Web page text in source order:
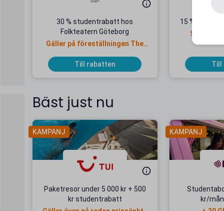
30 % studentrabatt hos
Folkteatern Göteborg
Gäller på föreställningen The
Till rabatten
15 %
5
Till
Bäst just nu
KAMPANJ
Paketresor under 5 000 kr + 500
kr studentrabatt
KAMPANJ
kr/